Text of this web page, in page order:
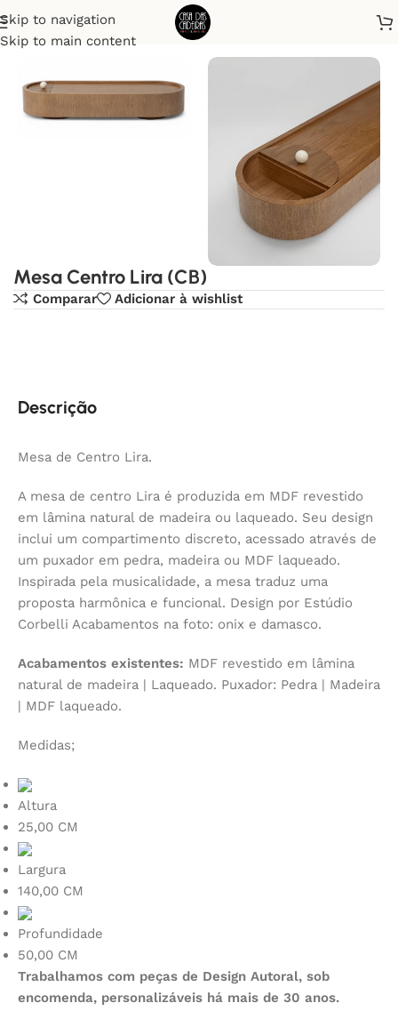
Skip to navigation
Skip to main content
Início Mesas de centro
Mesa Centro Lira (CB)
Comparar Adicionar à wishlist
Descrição
Mesa de Centro Lira.
A mesa de centro Lira é produzida em MDF revestido
em lâmina natural de madeira ou laqueado. Seu design
inclui um compartimento discreto, acessado através de
um puxador em pedra, madeira ou MDF laqueado.
Inspirada pela musicalidade, a mesa traduz uma
proposta harmônica e funcional. Design por Estúdio
Corbelli Acabamentos na foto: onix e damasco.
Acabamentos existentes: MDF revestido em lâmina
natural de madeira | Laqueado. Puxador: Pedra | Madeira
| MDF laqueado.
Medidas;
Altura
25,00 CM
Largura
140,00 CM
Profundidade
50,00 CM
Trabalhamos com peças de Design Autoral, sob
encomenda, personalizáveis há mais de 30 anos.